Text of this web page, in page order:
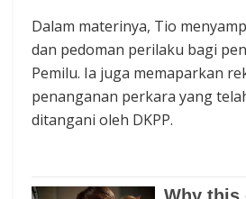
Dalam materinya, Tio
dan pedoman perilaku bagi
Pemilu. Ia juga memaparkan
penanganan perkara yang
ditangani oleh DKPP.